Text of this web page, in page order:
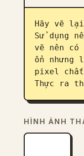
Hãy vẽ
Sử dụng
vẽ nên có
ổn nhưng
pixel chất
Thực ra
HÌNH ẢNH